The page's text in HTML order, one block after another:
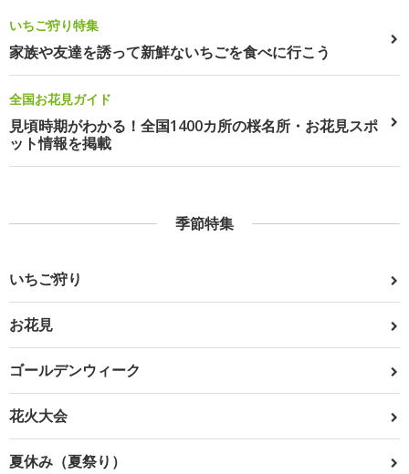
いちご狩り特集
家族や友達を誘って新鮮ないちごを食べに行こう
全国お花見ガイド
見頃時期がわかる！全国1400カ所の桜名所・お花見スポ
ット情報を掲載
季節特集
いちご狩り
お花見
ゴールデンウィーク
花火大会
夏休み（夏祭り）